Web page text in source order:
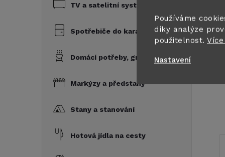
Používáme
díky analýze
použitelnost.
Nastavení
TV a satelitní systémy
Spotřebiče do karavanu
Domácí potřeby, grily a vařiče
Markýzy a předstany
Stany a stanování
Hotová jídla na cesty